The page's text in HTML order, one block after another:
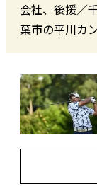
会社、後援／
葉市の平川カ